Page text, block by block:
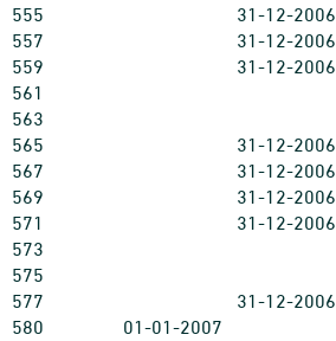
555
31-12-2006
557
31-12-2006
559
31-12-2006
561
563
565
31-12-2006
567
31-12-2006
569
31-12-2006
571
31-12-2006
573
575
577
31-12-2006
580
01-01-2007